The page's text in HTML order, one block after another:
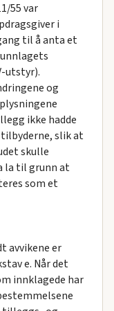
55 var
i
til å anta et
utstyr).
og
ikke hadde
slik at
skulle
la til grunn at
som et
avvikene er
e. Når det
innklagede har